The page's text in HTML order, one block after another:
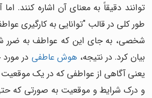
توانند دقیقاً به معنای آن اشاره کنند.
طور کلی در قالب "توانایی به کارگیری
شخصی، به جای این که عواطف به
بیان کرد. در نتیجه، هوش عاطفی در
یعنی آگاهی از عواطفی که در یک موقعیت
و درک شرایط و موقعیت به صورتی که